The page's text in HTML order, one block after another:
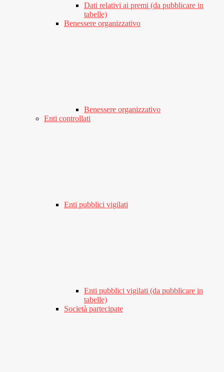
Dati relativi ai premi (da pubblicare in
tabelle)
Benessere organizzativo
Benessere organizzativo
Enti controllati
Enti pubblici vigilati
Enti pubblici vigilati (da pubblicare in
tabelle)
Società partecipate